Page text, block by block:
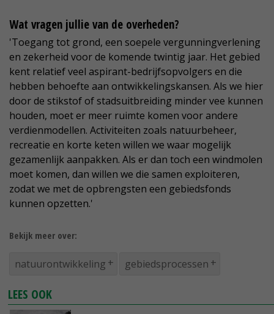
Wat vragen jullie van de overheden?
'Toegang tot grond, een soepele vergunningverlening
en zekerheid voor de komende twintig jaar. Het gebied
kent relatief veel aspirant-bedrijfsopvolgers en die
hebben behoefte aan ontwikkelingskansen. Als we hier
door de stikstof of stadsuitbreiding minder vee kunnen
houden, moet er meer ruimte komen voor andere
verdienmodellen. Activiteiten zoals natuurbeheer,
recreatie en korte keten willen we waar mogelijk
gezamenlijk aanpakken. Als er dan toch een windmolen
moet komen, dan willen we die samen exploiteren,
zodat we met de opbrengsten een gebiedsfonds
kunnen opzetten.'
Bekijk meer over:
natuurontwikkeling gebiedsprocessen
LEES OOK